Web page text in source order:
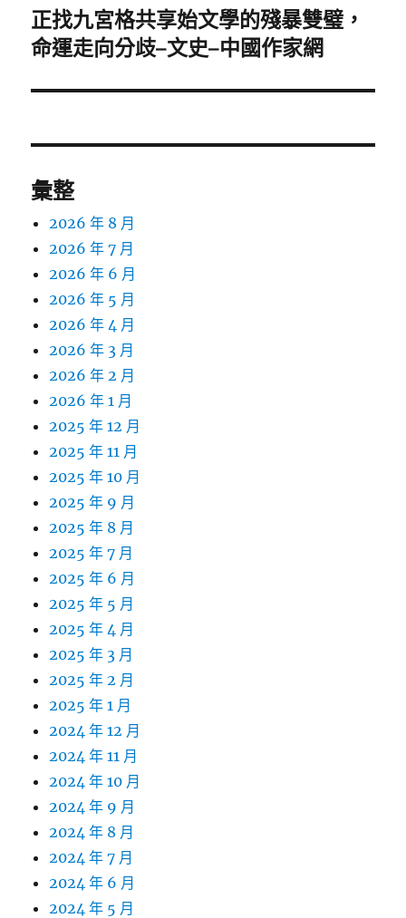
下
一
文
正找九宮格共享始文學的殘暴雙璧，
命運走向分歧–文史–中國作家網
彙整
2026 年 8 月
2026 年 7 月
2026 年 6 月
2026 年 5 月
2026 年 4 月
2026 年 3 月
2026 年 2 月
2026 年 1 月
2025 年 12 月
2025 年 11 月
2025 年 10 月
2025 年 9 月
2025 年 8 月
2025 年 7 月
2025 年 6 月
2025 年 5 月
2025 年 4 月
2025 年 3 月
2025 年 2 月
2025 年 1 月
2024 年 12 月
2024 年 11 月
2024 年 10 月
2024 年 9 月
2024 年 8 月
2024 年 7 月
2024 年 6 月
2024 年 5 月